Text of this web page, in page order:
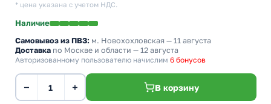
* цена указана с учетом НДС.
Наличие
Самовывоз из ПВЗ: м. Новохохловская — 11 августа
Доставка по Москве и области — 12 августа
Авторизованному пользователю начислим 6 бонусов
− + В корзину